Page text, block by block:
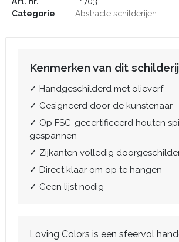
Categorie
Abstracte schilderijen
Kenmerken van dit schilderij
✓ Handgeschilderd met olieverf
✓ Gesigneerd door de kunstenaar
✓ Op FSC-gecertificeerd houten
gespannen
✓ Zijkanten volledig
✓ Direct klaar om op te hangen
✓ Geen lijst nodig
Loving Colors is een sfeervol